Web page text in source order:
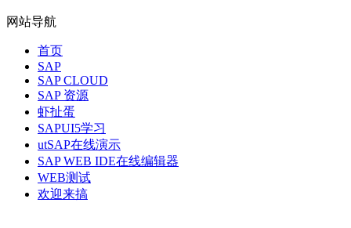
网站导航
首页
SAP
SAP CLOUD
SAP 资源
虾扯蛋
SAPUI5学习
utSAP在线演示
SAP WEB IDE在线编辑器
WEB测试
欢迎来搞